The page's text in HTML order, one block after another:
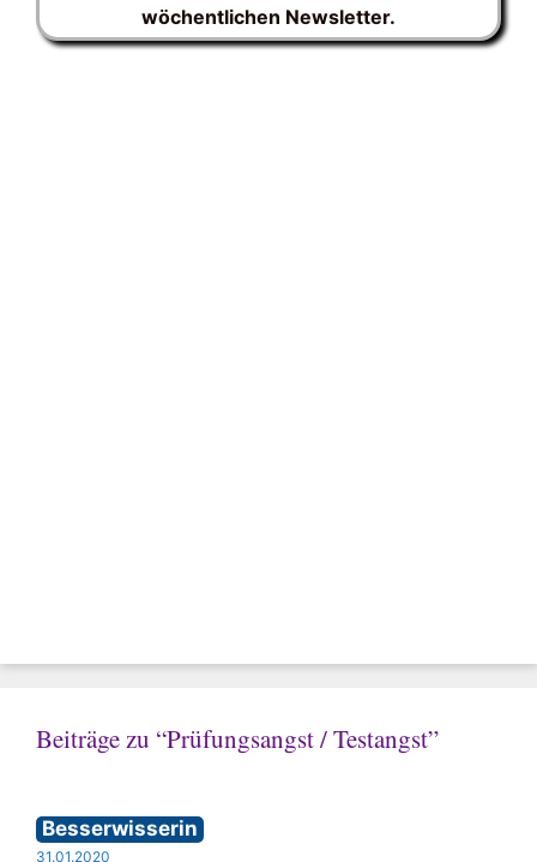
wöchentlichen Newsletter.
Beiträge zu “Prüfungsangst / Testangst”
Besserwisserin
31.01.2020